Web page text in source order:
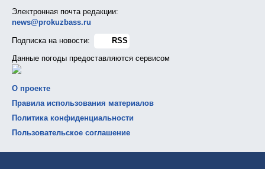
Электронная почта редакции:
news@prokuzbass.ru
Подписка на новости:
RSS
Данные погоды предоставляются сервисом
О проекте
Правила использования материалов
Политика конфиденциальности
Пользовательское соглашение